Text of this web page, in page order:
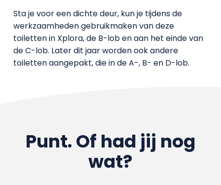
Sta je voor een dichte deur, kun je tijdens de
werkzaamheden gebruikmaken van deze
toiletten in Xplora, de B-lob en aan het einde van
de C-lob. Later dit jaar worden ook andere
toiletten aangepakt, die in de A-, B- en D-lob.
Punt. Of had jij nog
wat?